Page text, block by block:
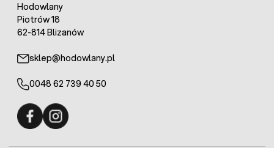
Hodowlany
Piotrów 18
62-814 Blizanów
sklep@hodowlany.pl
0048 62 739 40 50